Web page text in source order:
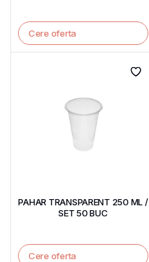
Cere oferta
PAHAR TRANSPARENT 250 ML /
SET 50 BUC
Cere oferta